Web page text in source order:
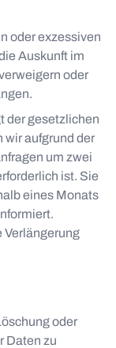
oder exzessiven
Auskunft im
oder
der gesetzlichen
wir aufgrund der
um zwei
ist. Sie
eines Monats
Verlängerung
oder
Daten zu